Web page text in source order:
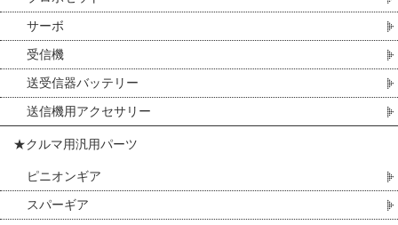
サーボ
受信機
送受信器バッテリー
送信機用アクセサリー
★クルマ用汎用パーツ
ピニオンギア
スパーギア